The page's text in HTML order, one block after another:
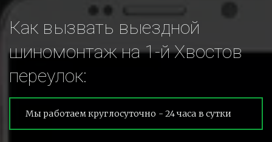
Как вызвать выездной
шиномонтаж на 1-й Хвостов
переулок:
Мы работаем круглосуточно - 24 часа в сутки